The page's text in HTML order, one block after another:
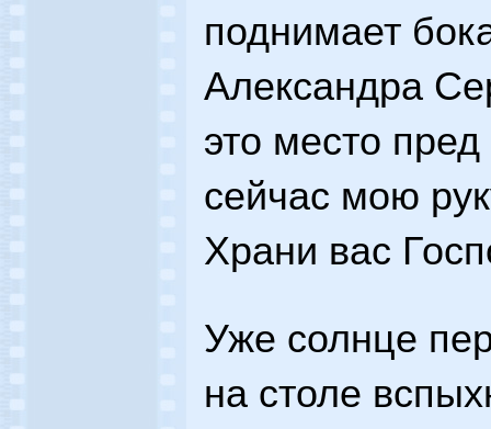
поднимает
Александра
это место
сейчас мою
Храни вас
Уже солнце
на столе